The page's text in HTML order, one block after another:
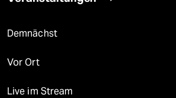
Demnächst
Vor Ort
Live im Stream